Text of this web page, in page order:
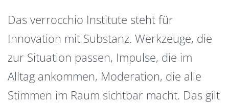
Das verrocchio Institute steht für
Innovation mit Substanz. Werkzeuge, die
zur Situation passen, Impulse, die im
Alltag ankommen, Moderation, die alle
Stimmen im Raum sichtbar macht. Das gilt